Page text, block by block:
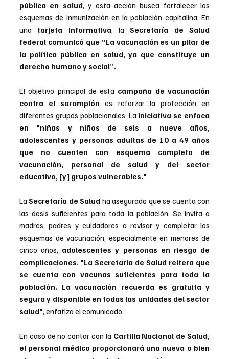
pública en salud, y esta acción busca fortalecer los
esquemas de inmunización en la población capitalina. En
una tarjeta informativa, la Secretaría de Salud
federal comunicó que “La vacunación es un pilar de
la política pública en salud, ya que constituye un
derecho humano y social”.
El objetivo principal de esta campaña de vacunación
contra el sarampión es reforzar la protección en
diferentes grupos poblacionales. La iniciativa se enfoca
en "niñas y niños de seis a nueve años,
adolescentes y personas adultas de 10 a 49 años
que no cuenten con esquema completo de
vacunación, personal de salud y del sector
educativo, [y] grupos vulnerables."
La Secretaría de Salud ha asegurado que se cuenta con
las dosis suficientes para toda la población. Se invita a
madres, padres y cuidadores a revisar y completar los
esquemas de vacunación, especialmente en menores de
cinco años, adolescentes y personas en riesgo de
complicaciones. "La Secretaría de Salud reitera que
se cuenta con vacunas suficientes para toda la
población. La vacunación recuerda es gratuita y
segura y disponible en todas las unidades del sector
salud", enfatiza el comunicado.
En caso de no contar con la Cartilla Nacional de Salud,
el personal médico proporcionará una nueva o bien